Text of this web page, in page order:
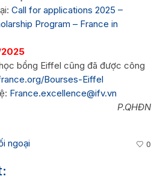
Call for applications 2025 –
Program – France in
bổng Eiffel cũng đã được công
Bourses-Eiffel
France.excellence@ifv.vn
P.QHĐN
ngoại 0